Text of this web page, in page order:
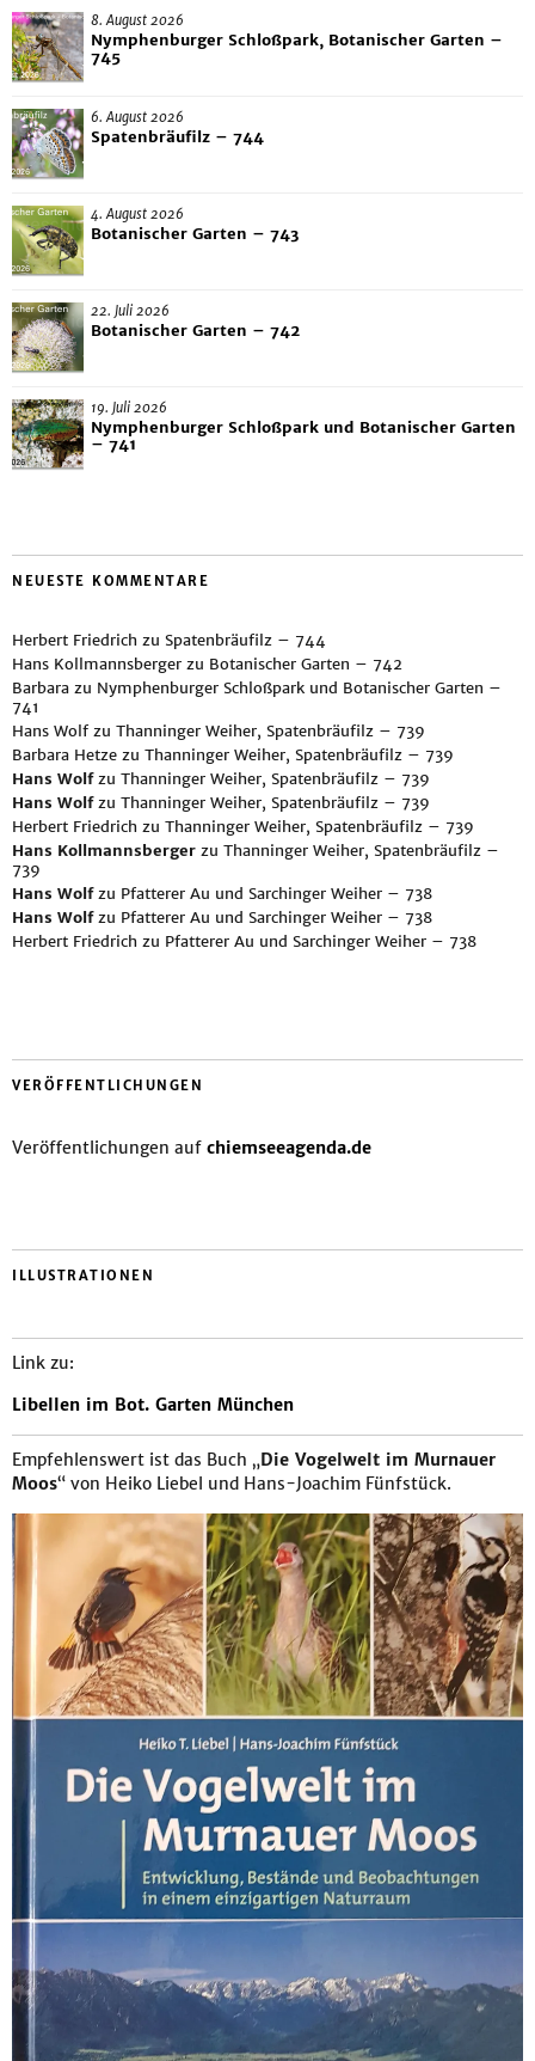
8. August 2026
Nymphenburger Schloßpark, Botanischer Garten –
745
6. August 2026
Spatenbräufilz – 744
4. August 2026
Botanischer Garten – 743
22. Juli 2026
Botanischer Garten – 742
19. Juli 2026
Nymphenburger Schloßpark und Botanischer Garten
– 741
NEUESTE KOMMENTARE
Herbert Friedrich zu Spatenbräufilz – 744
Hans Kollmannsberger zu Botanischer Garten – 742
Barbara zu Nymphenburger Schloßpark und Botanischer Garten –
741
Hans Wolf zu Thanninger Weiher, Spatenbräufilz – 739
Barbara Hetze zu Thanninger Weiher, Spatenbräufilz – 739
Hans Wolfzu Thanninger Weiher, Spatenbräufilz – 739
Hans Wolfzu Thanninger Weiher, Spatenbräufilz – 739
Herbert Friedrich zu Thanninger Weiher, Spatenbräufilz – 739
Hans Kollmannsberger zu Thanninger Weiher, Spatenbräufilz –
739
Hans Wolfzu Pfatterer Au und Sarchinger Weiher – 738
Hans Wolfzu Pfatterer Au und Sarchinger Weiher – 738
Herbert Friedrich zu Pfatterer Au und Sarchinger Weiher – 738
VERÖFFENTLICHUNGEN
Veröffentlichungen auf chiemseeagenda.de
ILLUSTRATIONEN
Link zu:
Libellen im Bot. Garten München
Empfehlenswert ist das Buch „Die Vogelwelt im Murnauer
Moos“ von Heiko Liebel und Hans-Joachim Fünfstück.